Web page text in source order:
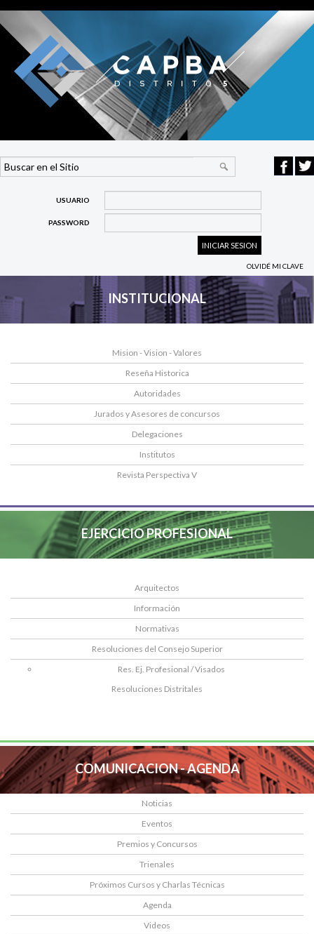
USUARIO
PASSWORD
OLVIDÉ MI CLAVE
INSTITUCIONAL
Mision - Vision - Valores
Reseña Historica
Autoridades
Jurados y Asesores de concursos
Delegaciones
Institutos
Revista Perspectiva V
EJERCICIO PROFESIONAL
Arquitectos
Información
Normativas
Resoluciones del Consejo Superior
Res. Ej. Profesional / Visados
Resoluciones Distritales
COMUNICACION - AGENDA
Noticias
Eventos
Premios y Concursos
Trienales
Próximos Cursos y Charlas Técnicas
Agenda
Videos